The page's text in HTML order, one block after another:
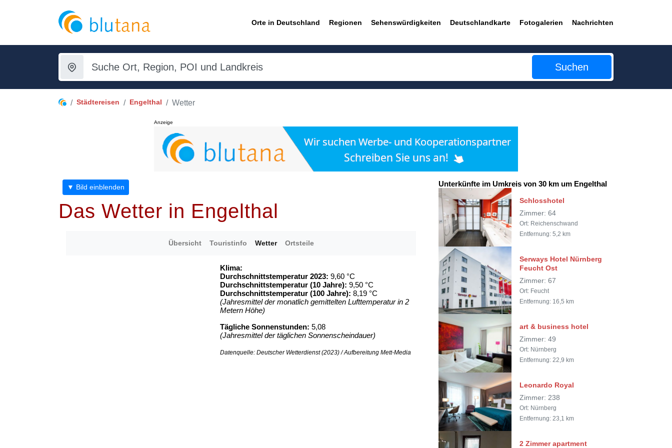
Orte in Deutschland Regionen Sehenswürdigkeiten Deutschlandkarte Fotogalerien Nachrichten
Suchen
Städtereisen Engelthal Wetter
Anzeige
▼ Bild einblenden
Das Wetter in Engelthal
Übersicht Touristinfo Wetter Ortsteile
Klima:
Durchschnittstemperatur 2023: 9,60 °C
Durchschnittstemperatur (10 Jahre): 9,50 °C
Durchschnittstemperatur (100 Jahre): 8,19 °C
(Jahresmittel der monatlich gemittelten Lufttemperatur in 2
Metern Höhe)
Tägliche Sonnenstunden: 5,08
(Jahresmittel der täglichen Sonnenscheindauer)
Datenquelle: Deutscher Wetterdienst (2023) / Aufbereitung Mett-Media
Unterkünfte im Umkreis von 30 km um Engelthal
Schlosshotel
Zimmer: 64
Ort: Reichenschwand
Entfernung: 5,2 km
Serways Hotel Nürnberg
Feucht Ost
Zimmer: 67
Ort: Feucht
Entfernung: 16,5 km
art & business hotel
Zimmer: 49
Ort: Nürnberg
Entfernung: 22,9 km
Leonardo Royal
Zimmer: 238
Ort: Nürnberg
Entfernung: 23,1 km
2 Zimmer apartment